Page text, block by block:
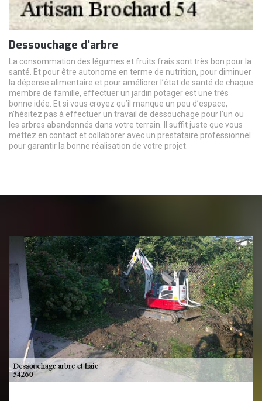
Dessouchage d’arbre
La consommation des légumes et fruits frais sont très bon pour la
santé. Et pour être autonome en terme de nutrition, pour diminuer
la dépense alimentaire et pour améliorer l’état de santé de chaque
membre de famille, effectuer un jardin potager est une très
bonne idée. Et si vous croyez qu’il manque un peu d’espace,
n’hésitez pas à effectuer un travail de dessouchage pour l’un ou
les arbres abandonnés dans votre terrain. Il suffit juste que vous
mettez en contact et collaborer avec un prestataire professionnel
pour garantir la bonne réalisation de votre projet.